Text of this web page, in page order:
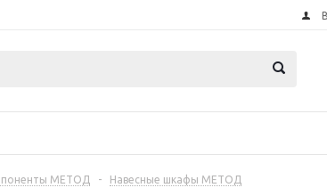
МЕТОД - Навесные шкафы МЕТОД